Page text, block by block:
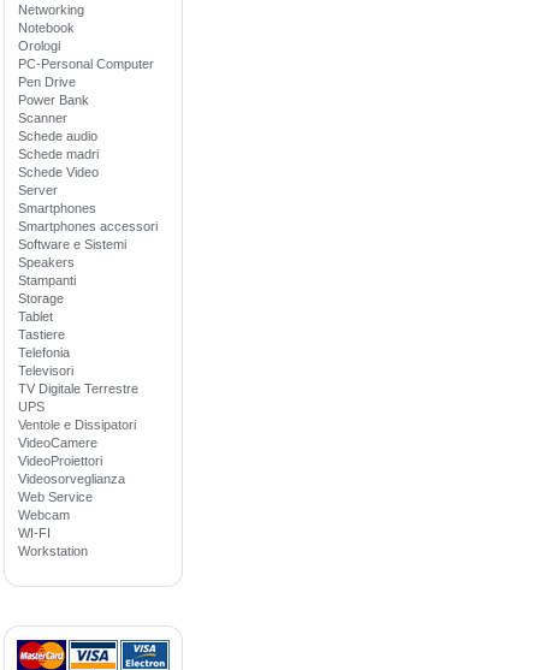
Networking
Notebook
Orologi
PC-Personal Computer
Pen Drive
Power Bank
Scanner
Schede audio
Schede madri
Schede Video
Server
Smartphones
Smartphones accessori
Software e Sistemi
Speakers
Stampanti
Storage
Tablet
Tastiere
Telefonia
Televisori
TV Digitale Terrestre
UPS
Ventole e Dissipatori
VideoCamere
VideoProiettori
Videosorveglianza
Web Service
Webcam
WI-FI
Workstation